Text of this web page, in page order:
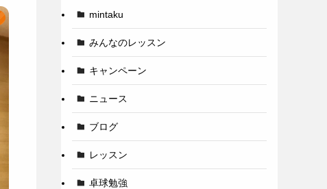
mintaku
みんなのレッスン
キャンペーン
ニュース
ブログ
レッスン
卓球勉強